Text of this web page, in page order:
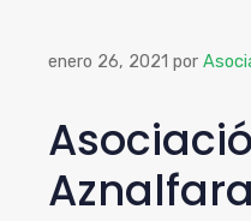
enero 26, 2021 por